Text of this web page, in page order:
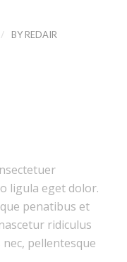
/ BY REDAIR
ligula eget dolor.
penatibus et
ridiculus
pellentesque